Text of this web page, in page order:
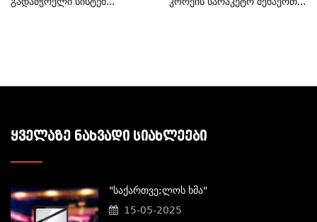
ᲧᲕᲔᲚᲐᲖᲔ ᲜᲐᲮᲕᲐᲓᲘ ᲡᲘᲐᲮᲚᲔᲔᲑᲘ
"საქართვე;ლოს Ხმა"
15-05-2025